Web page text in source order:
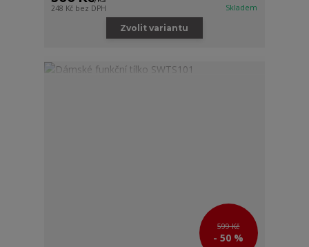
248 Kč bez DPH Skladem
Zvolit variantu
599 Kč
- 50 %